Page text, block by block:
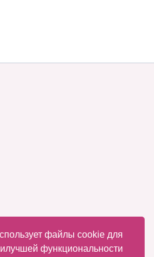
файлы cookie для
функциональности